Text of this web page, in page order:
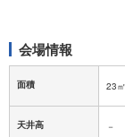
会場情報
面積 23㎡
天井高 －